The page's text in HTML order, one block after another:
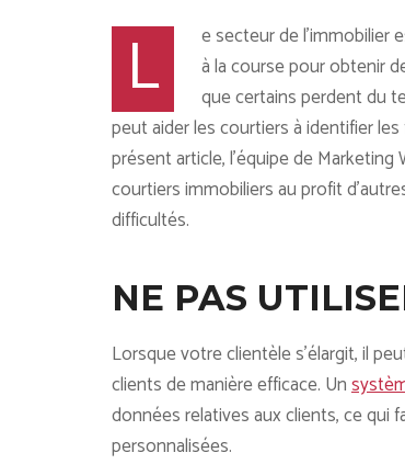
L
e secteur de
à la course pour obtenir
que certains perdent du
peut aider les courtiers à identifier
présent article, l’équipe de
courtiers immobiliers au profit
difficultés.
NE PAS
Lorsque votre clientèle s’élargit, il
clients de manière efficace. Un
données relatives aux clients, ce qui
personnalisées.